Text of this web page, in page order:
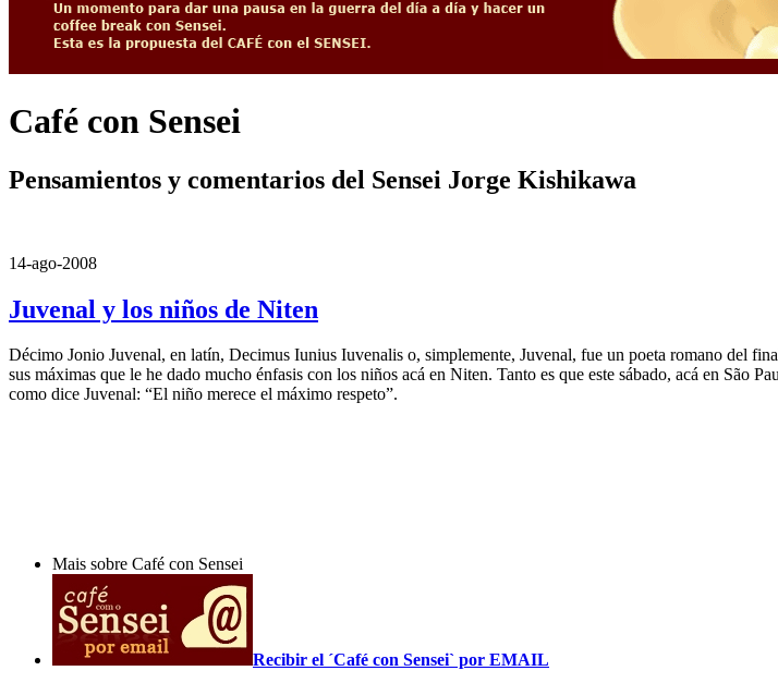
Café con Sensei
Pensamientos y comentarios del Sensei Jorge Kishikawa
14-ago-2008
Juvenal y los niños de Niten
Décimo Jonio Juvenal, en latín, Decimus Iunius Iuvenalis o, simplemente, Juvenal, fue un poeta romano del
sus máximas que le he dado mucho énfasis con los niños acá en Niten. Tanto es que este sábado, acá en
como dice Juvenal: “El niño merece el máximo respeto”.
Mais sobre Café con Sensei
Recibir el ´Café con Sensei` por EMAIL